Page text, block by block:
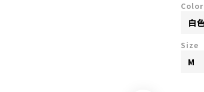
Color
Size